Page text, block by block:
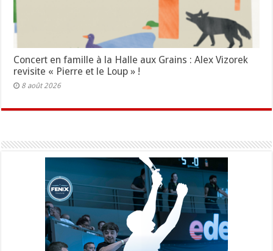
Concert en famille à la Halle aux Grains : Alex Vizorek
revisite « Pierre et le Loup » !
8 août 2026